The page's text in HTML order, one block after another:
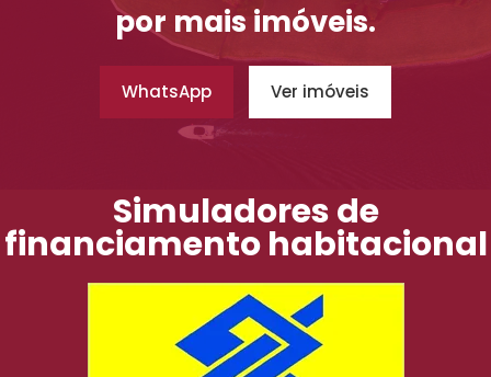
por mais imóveis.
WhatsApp Ver imóveis
Simuladores de
financiamento habitacional